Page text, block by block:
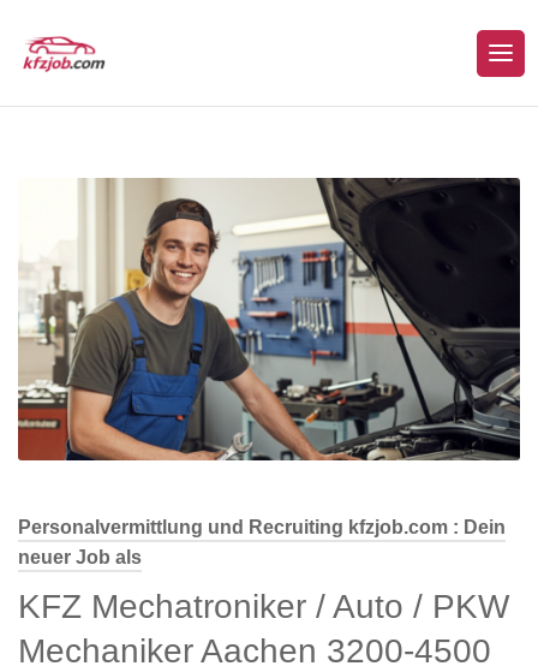
Personalvermittlung und Recruiting kfzjob.com : Dein
neuer Job als
KFZ Mechatroniker / Auto / PKW
Mechaniker Aachen 3200-4500